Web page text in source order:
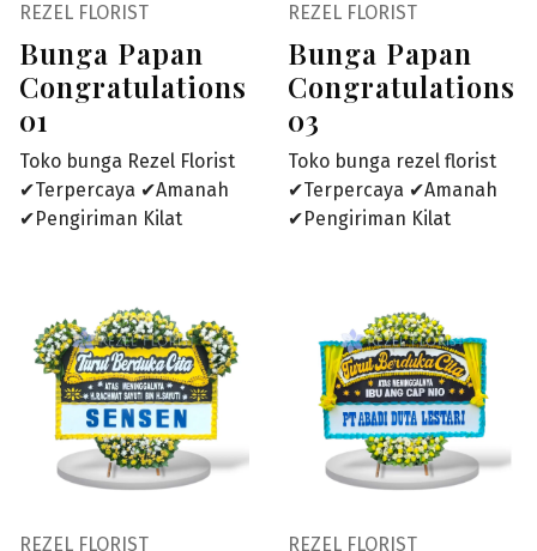
REZEL FLORIST
Bunga Papan
Congratulations
01
Toko bunga Rezel Florist
✔Terpercaya ✔Amanah
✔Pengiriman Kilat
REZEL FLORIST
Bunga Papan
Congratulations
03
Toko bunga rezel florist
✔Terpercaya ✔Amanah
✔Pengiriman Kilat
REZEL FLORIST REZEL FLORIST